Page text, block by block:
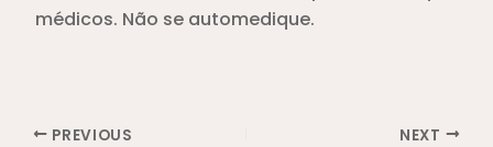
médicos. Não se automedique.⁣
PREVIOUS NEXT